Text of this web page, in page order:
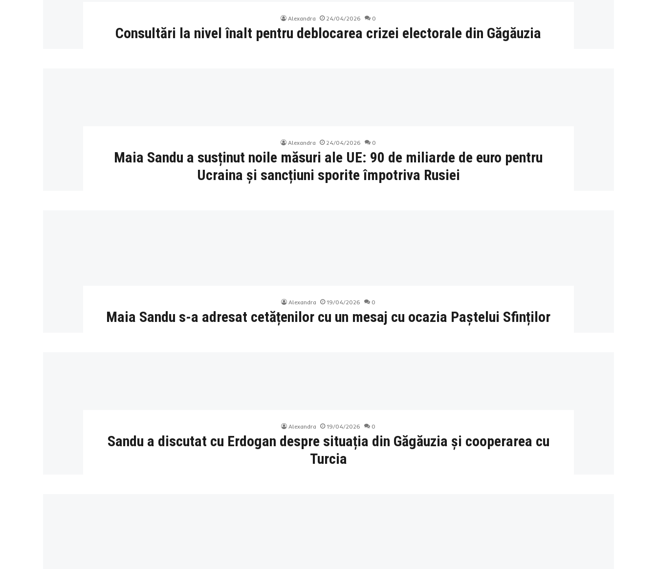
Alexandra 24/04/2026 0
Consultări la nivel înalt pentru deblocarea crizei electorale din Găgăuzia
Alexandra 24/04/2026 0
Maia Sandu a susținut noile măsuri ale UE: 90 de miliarde de euro pentru
Ucraina și sancțiuni sporite împotriva Rusiei
Alexandra 19/04/2026 0
Maia Sandu s-a adresat cetățenilor cu un mesaj cu ocazia Paștelui Sfinților
Alexandra 19/04/2026 0
Sandu a discutat cu Erdogan despre situația din Găgăuzia și cooperarea cu
Turcia